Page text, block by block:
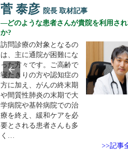
菅 泰彦 院長 取材記事
どのような患者さんが貴院を利用さ
か?
訪問診療の対象となるの
は、主に通院が困難にな
った方々です。ご高齢で
寝たきりの方や認知症の
方に加え、がんの終末期
や間質性肺炎の末期で大
学病院や基幹病院での治
療を終え、緩和ケアを必
要とされる患者さんも多
く…
>>記事